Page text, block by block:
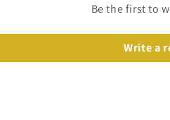
Be the first to
Write a